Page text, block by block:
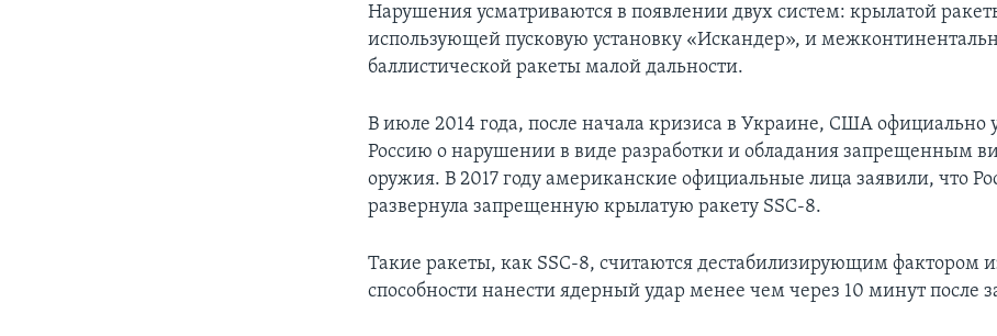
Нарушения усматриваются в появлении двух систем: крылатой
использующей пусковую установку «Искандер», и
баллистической ракеты малой дальности.
В июле 2014 года, после начала кризиса в Украине, США официально
Россию о нарушении в виде разработки и обладания запрещенным
оружия. В 2017 году американские официальные лица заявили, что
развернула запрещенную крылатую ракету SSC-8.
Такие ракеты, как SSC-8, считаются дестабилизирующим фактором
способности нанести ядерный удар менее чем через 10 минут после